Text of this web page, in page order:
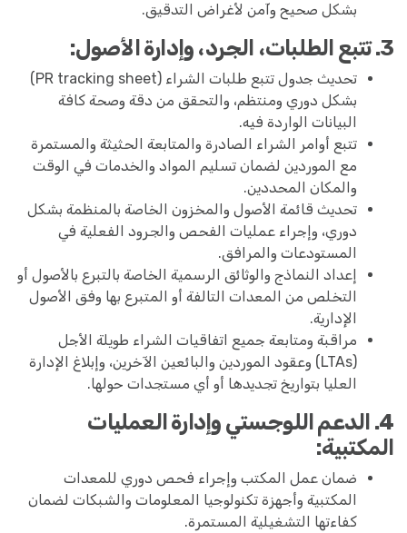
بشكل صحيح وآمن لأغراض التدقيق.
3. تتبع الطلبات، الجرد، وإدارة الأصول:
تحديث جدول تتبع طلبات الشراء (PR tracking sheet)
بشكل دوري ومنتظم، والتحقق من دقة وصحة كافة
البيانات الواردة فيه.
تتبع أوامر الشراء الصادرة والمتابعة الحثيثة والمستمرة
مع الموردين لضمان تسليم المواد والخدمات في الوقت
والمكان المحددين.
تحديث قائمة الأصول والمخزون الخاصة بالمنظمة بشكل
دوري، وإجراء عمليات الفحص والجرود الفعلية في
المستودعات والمرافق.
إعداد النماذج والوثائق الرسمية الخاصة بالتبرع بالأصول أو
التخلص من المعدات التالفة أو المتبرع بها وفق الأصول
الإدارية.
مراقبة ومتابعة جميع اتفاقيات الشراء طويلة الأجل
(LTAs) وعقود الموردين والبائعين الآخرين، وإبلاغ الإدارة
العليا بتواريخ تجديدها أو أي مستجدات حولها.
4. الدعم اللوجستي وإدارة العمليات
المكتبية:
ضمان عمل المكتب وإجراء فحص دوري للمعدات
المكتبية وأجهزة تكنولوجيا المعلومات والشبكات لضمان
كفاءتها التشغيلية المستمرة.